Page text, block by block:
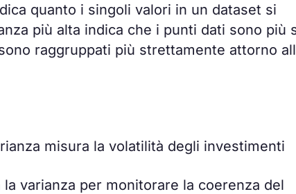
quanto i singoli valori in un dataset si
più alta indica che i punti dati sono più
raggruppati più strettamente attorno
misura la volatilità degli investimenti
varianza per monitorare la coerenza del